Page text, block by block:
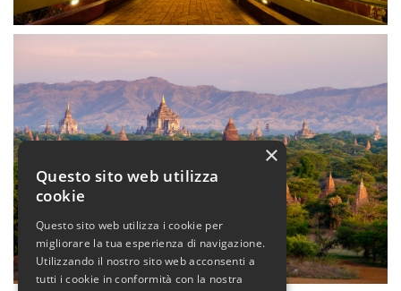
×
Questo sito web utilizza
cookie
Questo sito web utilizza i cookie per
migliorare la tua esperienza di navigazione.
Utilizzando il nostro sito web acconsenti a
tutti i cookie in conformità con la nostra